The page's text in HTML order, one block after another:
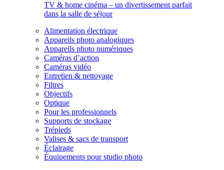
TV & home cinéma – un divertissement parfait
dans la salle de séjour
Alimentation électrique
Appareils photo analogiques
Appareils photo numériques
Caméras d’action
Caméras vidéo
Entretien & nettoyage
Filtres
Objectifs
Optique
Pour les professionnels
Supports de stockage
Trépieds
Valises & sacs de transport
Éclairage
Équipements pour studio photo